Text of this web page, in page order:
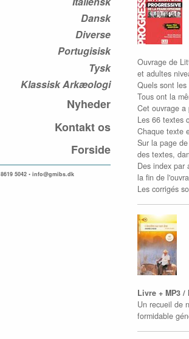
Dansk
Diverse
Portugisisk
Tysk
Klassisk Arkæologi
Nyheder
Kontakt os
Forside
8619 5042 • info@gmibs.dk
Ouvrage de
et adultes
Quels sont les
Tous ont la
Cet ouvrage a
Les 66 textes
Chaque texte
Sur la page
des textes,
Des index par
la fin de
Les corrigés
Livre + MP3 /
Un recueil de
formidable